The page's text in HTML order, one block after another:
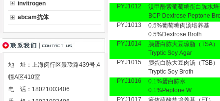
invitrogen
abcam抗体
地 址：上海闵行区景联路439号,4
幢A区410室
电 话：18021003406
PYJ1012
溴甲酚紫葡萄糖蛋白胨水
BCP Dextrose Peptone
PYJ1013
0.5%葡萄糖肉汤培养基
0.5%Dextrose Brofh
PYJ1014
胰蛋白胨大豆琼脂（
Tryptic Soy Agar
PYJ1015
胰蛋白胨大豆肉汤（TSB）
Tryptic Soy Broth
PYJ1016
0.1%蛋白胨水
0.1%Peptone W
PYJ1017